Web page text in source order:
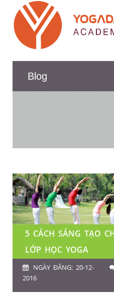
Blog
5 CÁCH SÁNG TẠO
LỚP HỌC YOGA
NGÀY ĐĂNG: 20-12-
2016